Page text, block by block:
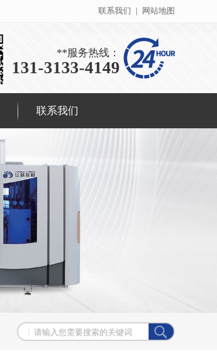
联系我们 网站地图
**服务热线：
131-3133-4149
联系我们